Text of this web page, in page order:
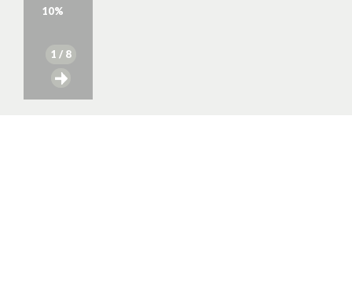
10%
1 / 8